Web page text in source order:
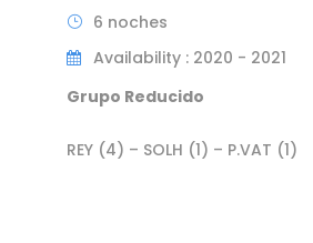
6 noches
Availability : 2020 - 2021
Grupo Reducido
REY (4) – SOLH (1) – P.VAT (1)